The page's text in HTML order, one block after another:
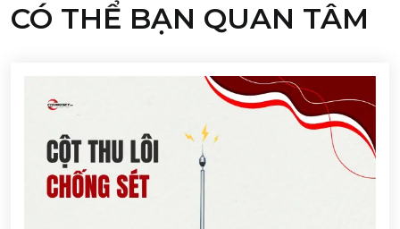
CÓ THỂ BẠN QUAN TÂM